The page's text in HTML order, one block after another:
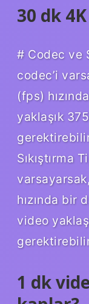
30 dk
# Codec ve
codec’i
(fps)
yaklaşık
Sıkıştırma
hızında bir
video
1 dk